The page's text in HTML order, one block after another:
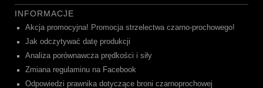
INFORMACJE
Akcja promocyjna! Promocja strzelectwa czarno-prochowego!
Jak odczytywać datę produkcji
Analiza porównawcza prędkości i siły
Zmiana regulaminu na Facebook
Odpowiedzi prawnika dotyczące broni czarnoprochowej